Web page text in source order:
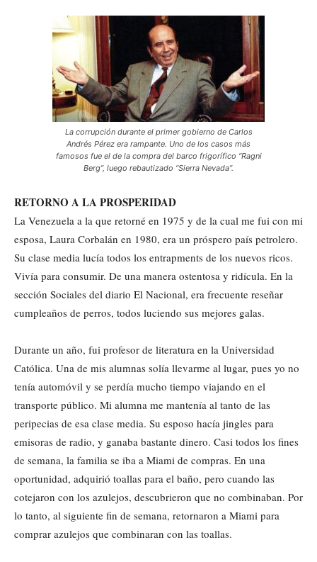
La corrupción durante el primer gobierno de Carlos
Andrés Pérez era rampante. Uno de los casos más
famosos fue el de la compra del barco frigorífico “Ragni
Berg”, luego rebautizado “Sierra Nevada”.
RETORNO A LA PROSPERIDAD
La Venezuela a la que retorné en 1975 y de la cual me fui con mi
esposa, Laura Corbalán en 1980, era un próspero país petrolero.
Su clase media lucía todos los entrapments de los nuevos ricos.
Vivía para consumir. De una manera ostentosa y ridícula. En la
sección Sociales del diario El Nacional, era frecuente reseñar
cumpleaños de perros, todos luciendo sus mejores galas.
Durante un año, fui profesor de literatura en la Universidad
Católica. Una de mis alumnas solía llevarme al lugar, pues yo no
tenía automóvil y se perdía mucho tiempo viajando en el
transporte público. Mi alumna me mantenía al tanto de las
peripecias de esa clase media. Su esposo hacía jingles para
emisoras de radio, y ganaba bastante dinero. Casi todos los fines
de semana, la familia se iba a Miami de compras. En una
oportunidad, adquirió toallas para el baño, pero cuando las
cotejaron con los azulejos, descubrieron que no combinaban. Por
lo tanto, al siguiente fin de semana, retornaron a Miami para
comprar azulejos que combinaran con las toallas.